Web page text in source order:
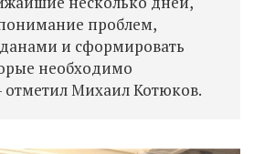
проблем,
и сформировать
необходимо
отметил Михаил Котюков.